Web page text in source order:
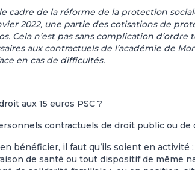
cadre de la réforme de la protection
2022, une partie des cotisations de
Cela n’est pas sans complication
aux contractuels de l’académie de
en cas de difficultés.
aux 15 euros PSC ?
contractuels de droit public ou de
bénéficier, il faut qu’ils soient en
de santé ou tout dispositif de même